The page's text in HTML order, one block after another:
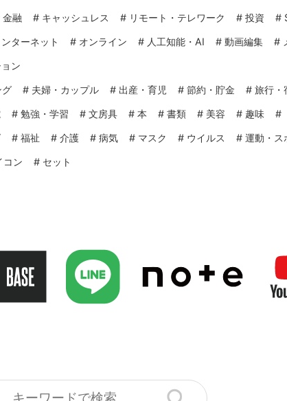
金融 # キャッシュレス # リモート・テレワーク # 投資 #
ターネット # オンライン # 人工知能・AI # 動画編集 #
ン
グ # 夫婦・カップル # 出産・育児 # 節約・貯金 # 旅行・
# 勉強・学習 # 文房具 # 本 # 書類 # 美容 # 趣味 #
# 福祉 # 介護 # 病気 # マスク # ウイルス # 運動・ス
コン # セット